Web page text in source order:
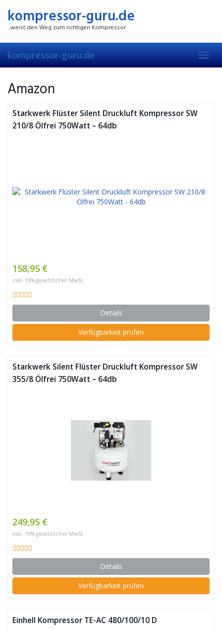
mainkompressor-guru.de
...weist den Weg zum richtigen Kompressor
kompressor-guru.de
Amazon
Starkwerk Flüster Silent Druckluft Kompressor SW
210/8 Ölfrei 750Watt – 64db
158,95 €
inkl. 19% gesetzlicher MwSt.
Details
Verfügbarkeit prüfen
Starkwerk Silent Flüster Druckluft Kompressor SW
355/8 Ölfrei 750Watt – 64db
249,95 €
inkl. 19% gesetzlicher MwSt.
Details
Verfügbarkeit prüfen
Einhell Kompressor TE-AC 480/100/10 D